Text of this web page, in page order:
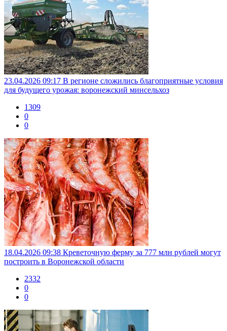
23.04.2026 09:17 В регионе сложились благоприятные условия
для будущего урожая: воронежский минсельхоз
1309
0
0
18.04.2026 09:38 Креветочную ферму за 777 млн рублей могут
построить в Воронежской области
2332
0
0